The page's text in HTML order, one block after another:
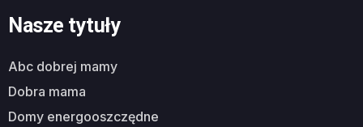
Nasze tytuły
abc dobrej mamy
dobra mama
domy energooszczędne